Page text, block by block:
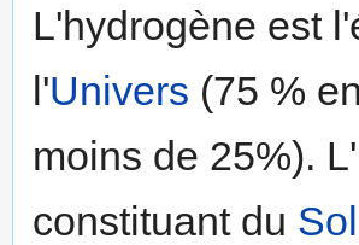
L'hydrogène est
l'Univers (75 %
moins de 25%).
constituant du